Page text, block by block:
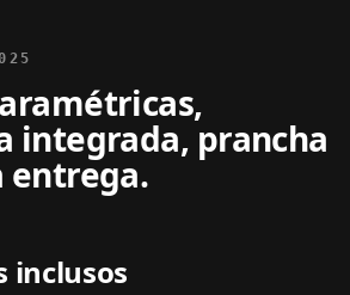
integrada, prancha
entrega.
inclusos